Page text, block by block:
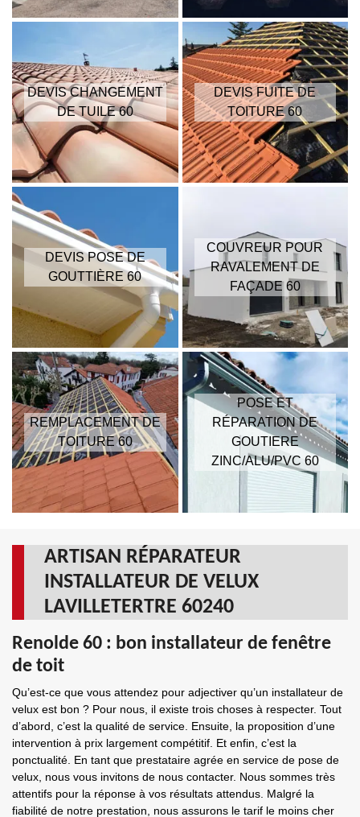
DEVIS CHANGEMENT
DE TUILE 60
DEVIS FUITE DE
TOITURE 60
DEVIS POSE DE
GOUTTIÈRE 60
COUVREUR POUR
RAVALEMENT DE
FAÇADE 60
REMPLACEMENT DE
TOITURE 60
POSE ET
RÉPARATION DE
GOUTIERE
ZINC/ALU/PVC 60
ARTISAN RÉPARATEUR
INSTALLATEUR DE VELUX
LAVILLETERTRE 60240
Renolde 60 : bon installateur de fenêtre
de toit
Qu’est-ce que vous attendez pour adjectiver qu’un installateur de
velux est bon ? Pour nous, il existe trois choses à respecter. Tout
d’abord, c’est la qualité de service. Ensuite, la proposition d’une
intervention à prix largement compétitif. Et enfin, c’est la
ponctualité. En tant que prestataire agrée en service de pose de
velux, nous vous invitons de nous contacter. Nous sommes très
attentifs pour la réponse à vos résultats attendus. Malgré la
fiabilité de notre prestation, nous assurons le tarif le moins cher